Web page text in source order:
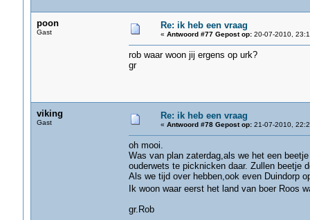
poon
Gast
Re: ik heb een vraag
« Antwoord #77 Gepost op:20-07-2010,
rob waar woon jij ergens op urk?
gr
viking
Gast
Re: ik heb een vraag
« Antwoord #78 Gepost op:21-07-2010,
oh mooi.
Was van plan zaterdag,als we het een
ouderwets te picknicken daar. Zullen beetje
Als we tijd over hebben,ook even Duindorp
Ik woon waar eerst het land van boer Roos
gr.Rob